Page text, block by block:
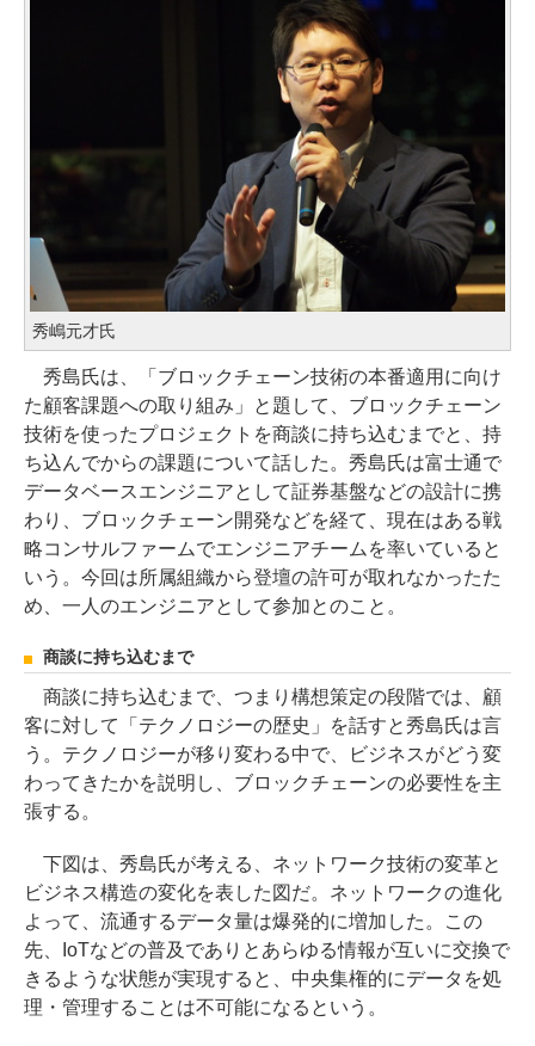
秀嶋元才氏
秀島氏は、「ブロックチェーン技術の本番適用に向け
た顧客課題への取り組み」と題して、ブロックチェーン
技術を使ったプロジェクトを商談に持ち込むまでと、持
ち込んでからの課題について話した。秀島氏は富士通で
データベースエンジニアとして証券基盤などの設計に携
わり、ブロックチェーン開発などを経て、現在はある戦
略コンサルファームでエンジニアチームを率いていると
いう。今回は所属組織から登壇の許可が取れなかったた
め、一人のエンジニアとして参加とのこと。
商談に持ち込むまで
商談に持ち込むまで、つまり構想策定の段階では、顧
客に対して「テクノロジーの歴史」を話すと秀島氏は言
う。テクノロジーが移り変わる中で、ビジネスがどう変
わってきたかを説明し、ブロックチェーンの必要性を主
張する。
下図は、秀島氏が考える、ネットワーク技術の変革と
ビジネス構造の変化を表した図だ。ネットワークの進化
よって、流通するデータ量は爆発的に増加した。この
先、IoTなどの普及でありとあらゆる情報が互いに交換で
きるような状態が実現すると、中央集権的にデータを処
理・管理することは不可能になるという。